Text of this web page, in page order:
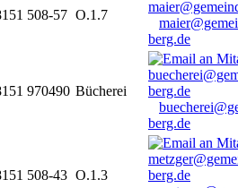
508-57 O.1.7
berg.de
970490 Bücherei
berg.de
508-43 O.1.3